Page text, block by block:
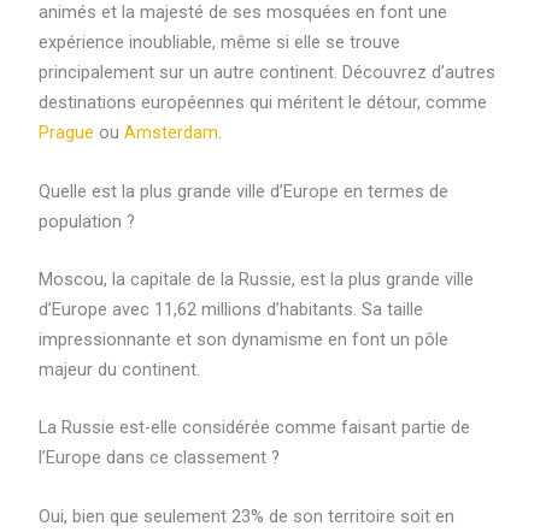
animés et la majesté de ses mosquées en font une
expérience inoubliable, même si elle se trouve
principalement sur un autre continent. Découvrez d’autres
destinations européennes qui méritent le détour, comme
Prague ou Amsterdam.
Quelle est la plus grande ville d’Europe en termes de
population ?
Moscou, la capitale de la Russie, est la plus grande ville
d’Europe avec 11,62 millions d’habitants. Sa taille
impressionnante et son dynamisme en font un pôle
majeur du continent.
La Russie est-elle considérée comme faisant partie de
l’Europe dans ce classement ?
Oui, bien que seulement 23% de son territoire soit en